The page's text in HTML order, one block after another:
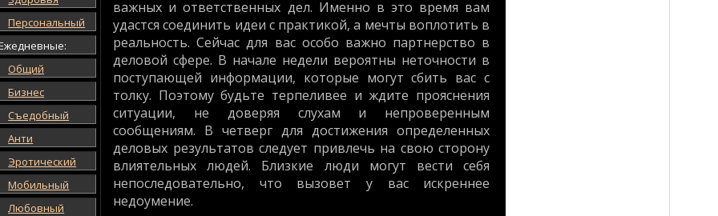
Персональный
Общий
Бизнес
Съедобный
Анти
Эротический
Мобильный
Любовный
важных и ответственных дел. Именно в это время вам
удастся соединить идеи с практикой, а мечты воплотить в
реальность. Сейчас для вас особо важно партнерство в
деловой сфере. В начале недели вероятны неточности в
поступающей информации, которые могут сбить вас с
толку. Поэтому будьте терпеливее и ждите прояснения
ситуации, не доверяя слухам и непроверенным
сообщениям. В четверг для достижения определенных
деловых результатов следует привлечь на свою сторону
влиятельных людей. Близкие люди могут вести себя
непоследовательно, что вызовет у вас искреннее
недоумение.